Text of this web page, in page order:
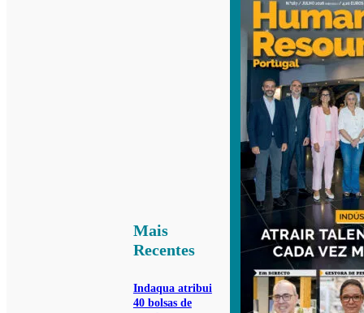
Mais
Recentes
Indaqua atribui
40 bolsas de